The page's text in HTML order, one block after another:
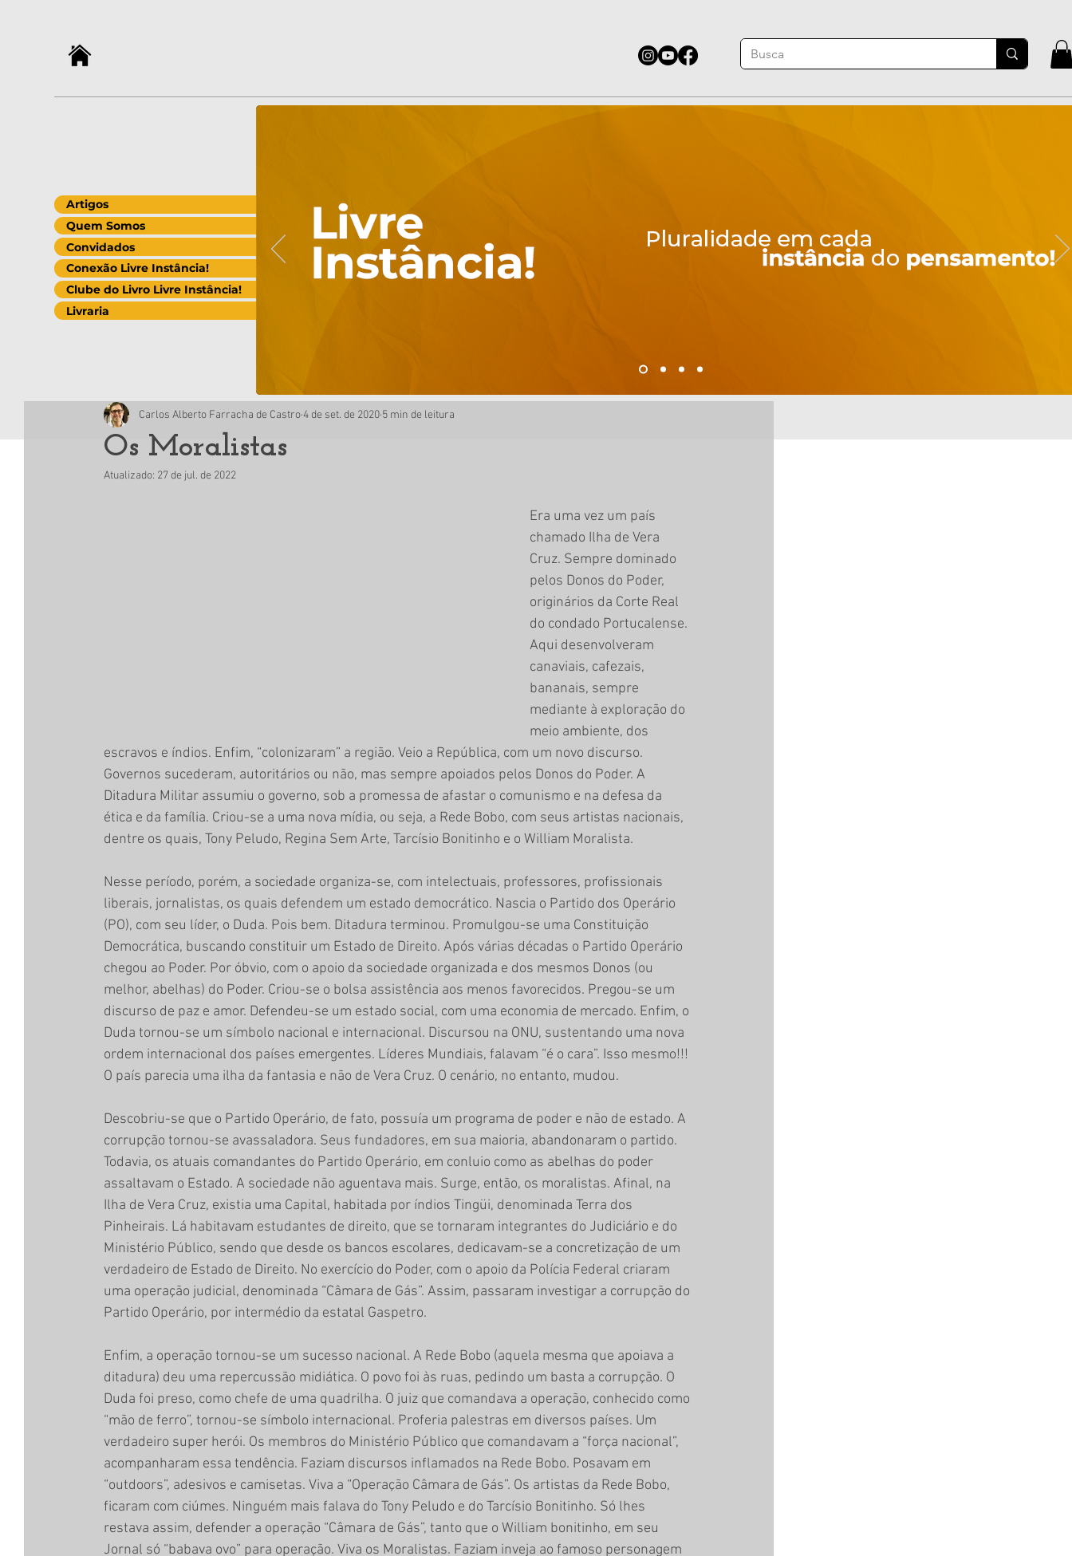
Artigos
Quem Somos
Convidados
Conexão Livre Instância!
Clube do Livro Livre Instância!
Livraria
Os Moralistas
Carlos Alberto Farracha de Castro 4 de set. de 2020 5 min de leitura
Atualizado: 27 de jul. de 2022
Era uma vez um país
chamado Ilha de Vera
Cruz. Sempre dominado
pelos Donos do Poder,
originários da Corte Real
do condado Portucalense.
Aqui desenvolveram
canaviais, cafezais,
bananais, sempre
mediante à exploração do
meio ambiente, dos
escravos e índios. Enfim, “colonizaram” a região. Veio a República, com um novo discurso.
Governos sucederam, autoritários ou não, mas sempre apoiados pelos Donos do Poder. A
Ditadura Militar assumiu o governo, sob a promessa de afastar o comunismo e na defesa da
ética e da família. Criou-se a uma nova mídia, ou seja, a Rede Bobo, com seus artistas nacionais,
dentre os quais, Tony Peludo, Regina Sem Arte, Tarcísio Bonitinho e o William Moralista.
Nesse período, porém, a sociedade organiza-se, com intelectuais, professores, profissionais
liberais, jornalistas, os quais defendem um estado democrático. Nascia o Partido dos Operário
(PO), com seu líder, o Duda. Pois bem. Ditadura terminou. Promulgou-se uma Constituição
Democrática, buscando constituir um Estado de Direito. Após várias décadas o Partido Operário
chegou ao Poder. Por óbvio, com o apoio da sociedade organizada e dos mesmos Donos (ou
melhor, abelhas) do Poder. Criou-se o bolsa assistência aos menos favorecidos. Pregou-se um
discurso de paz e amor. Defendeu-se um estado social, com uma economia de mercado. Enfim, o
Duda tornou-se um símbolo nacional e internacional. Discursou na ONU, sustentando uma nova
ordem internacional dos países emergentes. Líderes Mundiais, falavam “é o cara”. Isso mesmo!!!
O país parecia uma ilha da fantasia e não de Vera Cruz. O cenário, no entanto, mudou.
Descobriu-se que o Partido Operário, de fato, possuía um programa de poder e não de estado. A
corrupção tornou-se avassaladora. Seus fundadores, em sua maioria, abandonaram o partido.
Todavia, os atuais comandantes do Partido Operário, em conluio como as abelhas do poder
assaltavam o Estado. A sociedade não aguentava mais. Surge, então, os moralistas. Afinal, na
Ilha de Vera Cruz, existia uma Capital, habitada por índios Tingüi, denominada Terra dos
Pinheirais. Lá habitavam estudantes de direito, que se tornaram integrantes do Judiciário e do
Ministério Público, sendo que desde os bancos escolares, dedicavam-se a concretização de um
verdadeiro de Estado de Direito. No exercício do Poder, com o apoio da Polícia Federal criaram
uma operação judicial, denominada “Câmara de Gás”. Assim, passaram investigar a corrupção do
Partido Operário, por intermédio da estatal Gaspetro.
Enfim, a operação tornou-se um sucesso nacional. A Rede Bobo (aquela mesma que apoiava a
ditadura) deu uma repercussão midiática. O povo foi às ruas, pedindo um basta a corrupção. O
Duda foi preso, como chefe de uma quadrilha. O juiz que comandava a operação, conhecido como
“mão de ferro”, tornou-se símbolo internacional. Proferia palestras em diversos países. Um
verdadeiro super herói. Os membros do Ministério Público que comandavam a “força nacional”,
acompanharam essa tendência. Faziam discursos inflamados na Rede Bobo. Posavam em
“outdoors”, adesivos e camisetas. Viva a “Operação Câmara de Gás”. Os artistas da Rede Bobo,
ficaram com ciúmes. Ninguém mais falava do Tony Peludo e do Tarcísio Bonitinho. Só lhes
restava assim, defender a operação “Câmara de Gás”, tanto que o William bonitinho, em seu
Jornal só “babava ovo” para operação. Viva os Moralistas. Faziam inveja ao famoso personagem